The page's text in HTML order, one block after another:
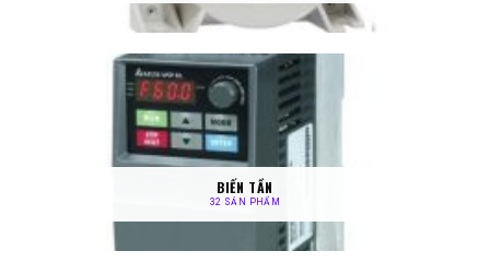
BIẾN TẦN
32 SẢN PHẨM